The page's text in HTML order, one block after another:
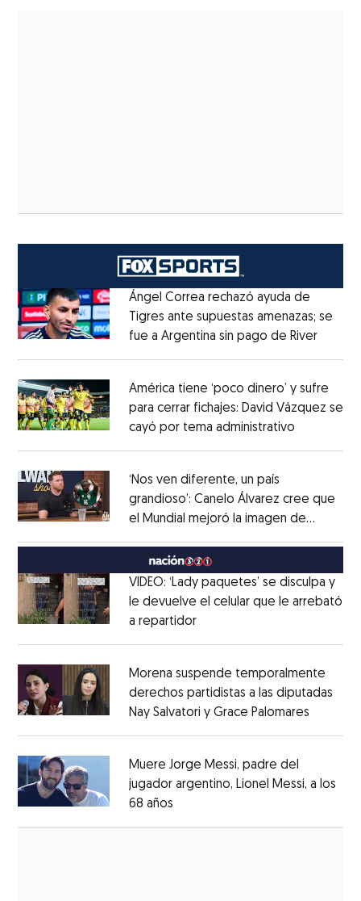
Ángel Correa rechazó ayuda de
Tigres ante supuestas amenazas; se
fue a Argentina sin pago de RiverOpens
América tiene ‘poco dinero’ y sufre
para cerrar fichajes: David Vázquez se
cayó por tema administrativo
‘Nos ven diferente, un país
grandioso’: Canelo Álvarez cree que
el Mundial mejoró la imagen de
VIDEO: ‘Lady paquetes’ se disculpa y
le devuelve el celular que le arrebató
a repartidorOpens in new window
Morena suspende temporalmente
derechos partidistas a las diputadas
Nay Salvatori y Grace Palomares
Muere Jorge Messi, padre del
jugador argentino, Lionel Messi, a los
68 años